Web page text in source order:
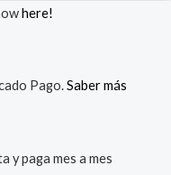
Pago.Saber más
y paga mes a mes
here!